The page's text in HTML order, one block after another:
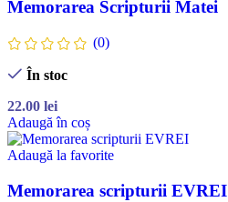
Memorarea Scripturii Matei
(0)
În stoc
22.00 lei
Adaugă în coș
Adaugă la favorite
Memorarea scripturii EVREI